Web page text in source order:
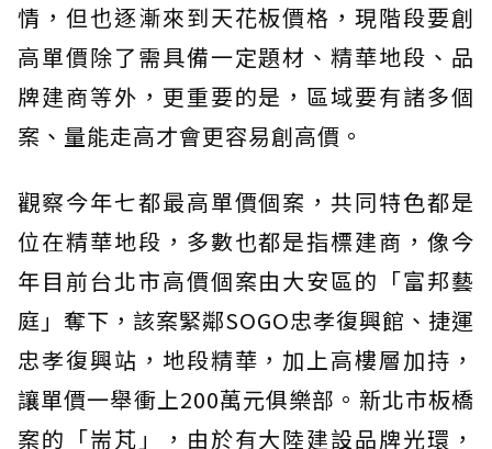
情，但也逐漸來到天花板價格，現階段要創
高單價除了需具備一定題材、精華地段、品
牌建商等外，更重要的是，區域要有諸多個
案、量能走高才會更容易創高價。
觀察今年七都最高單價個案，共同特色都是
位在精華地段，多數也都是指標建商，像今
年目前台北市高價個案由大安區的「富邦藝
庭」奪下，該案緊鄰SOGO忠孝復興館、捷運
忠孝復興站，地段精華，加上高樓層加持，
讓單價一舉衝上200萬元俱樂部。新北市板橋
案的「耑芃」，由於有大陸建設品牌光環，